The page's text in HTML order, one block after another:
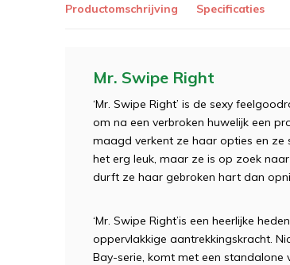
Productomschrijving Specificaties
Mr. Swipe Right
‘Mr. Swipe Right’ is de sexy
om na een verbroken huwelijk een
maagd verkent ze haar opties en
het erg leuk, maar ze is op zoek
durft ze haar gebroken hart dan
‘Mr. Swipe Right’is een heerlijke
oppervlakkige aantrekkingskracht.
Bay-serie, komt met een standalone